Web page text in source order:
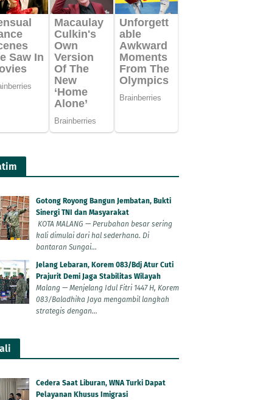
Gotong Royong Bangun Jembatan, Bukti
Sinergi TNI dan Masyarakat
KOTA MALANG — Perubahan besar sering
kali dimulai dari hal sederhana. Di
bantaran Sungai...
Jelang Lebaran, Korem 083/Bdj Atur Cuti
Prajurit Demi Jaga Stabilitas Wilayah
Malang — Menjelang Idul Fitri 1447 H, Korem
083/Baladhika Jaya mengambil langkah
strategis dengan...
Cedera Saat Liburan, WNA Turki Dapat
Pelayanan Khusus Imigrasi